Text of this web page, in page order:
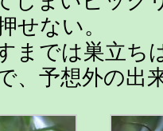
せない。
までは巣立ち
、予想外の出